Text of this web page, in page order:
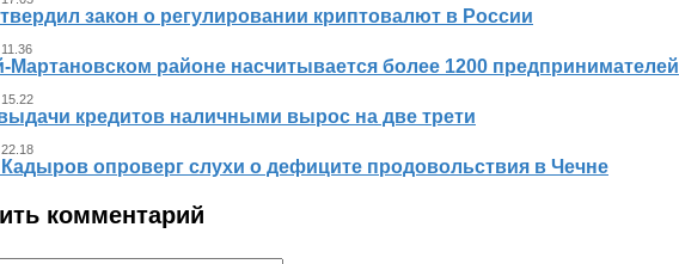
закон о регулировании криптовалют в России
Мартановском районе насчитывается более 1200 предпринимателей
кредитов наличными вырос на две трети
опроверг слухи о дефиците продовольствия в Чечне
комментарий